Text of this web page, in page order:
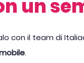
un
con il team di
.